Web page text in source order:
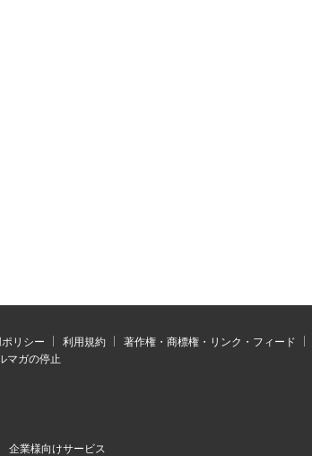
リシー 利用規約 著作権・商標権・リンク・フィード
マガの停止
企業様向けサービス